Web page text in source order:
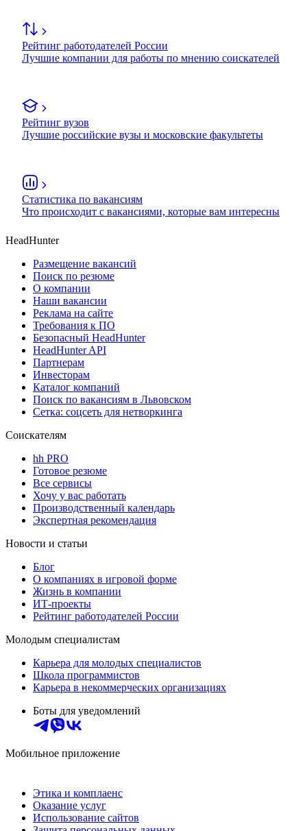
Рейтинг работодателей России
Лучшие компании для работы по мнению соискателей
Рейтинг вузов
Лучшие российские вузы и московские факультеты
Статистика по вакансиям
Что происходит с вакансиями, которые вам интересны
HeadHunter
Размещение вакансий
Поиск по резюме
О компании
Наши вакансии
Реклама на сайте
Требования к ПО
Безопасный HeadHunter
HeadHunter API
Партнерам
Инвесторам
Каталог компаний
Поиск по вакансиям в Львовском
Сетка: соцсеть для нетворкинга
Соискателям
hh PRO
Готовое резюме
Все сервисы
Хочу у вас работать
Производственный календарь
Экспертная рекомендация
Новости и статьи
Блог
О компаниях в игровой форме
Жизнь в компании
ИТ-проекты
Рейтинг работодателей России
Молодым специалистам
Карьера для молодых специалистов
Школа программистов
Карьера в некоммерческих организациях
Боты для уведомлений
Мобильное приложение
Этика и комплаенс
Оказание услуг
Использование сайтов